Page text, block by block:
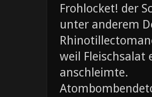
Frohlocket! der
unter anderem
weil Fleischsalat
anschleimte.